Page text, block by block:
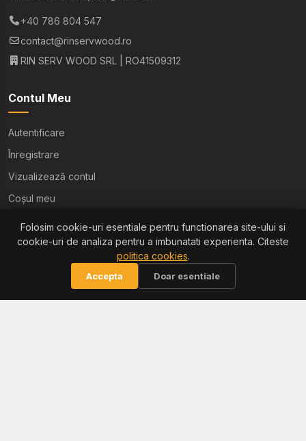
+40 786 804 547
contact@rinservwood.ro
RIN SERV WOOD SRL | RO41509312
Contul Meu
Autentificare
Înregistrare
Vizualizează contul
Coșul meu
Ajutor
Termeni și condiții
Politica de confidențialitate
Folosim cookie-uri esentiale pentru functionarea site-ului si
cookie-uri de analiza pentru a imbunatati experienta. Citeste
politica cookies.
Accepta Doar esentiale